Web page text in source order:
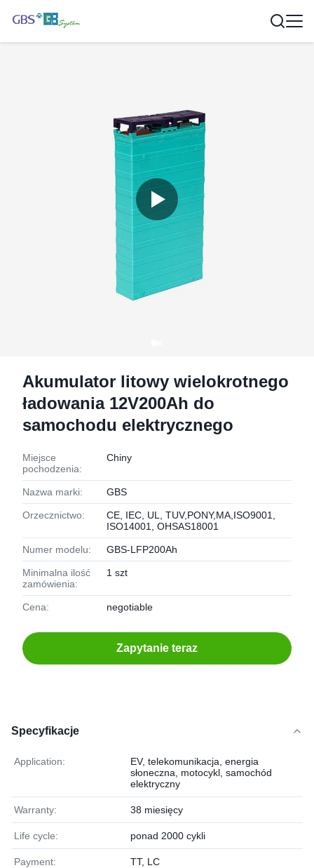
Akumulator litowy wielokrotnego
ładowania 12V200Ah do
samochodu elektrycznego
Miejsce
pochodzenia:
Chiny
Nazwa marki: GBS
Orzecznictwo:
CE, IEC, UL, TUV,PONY,MA,ISO9001,
ISO14001, OHSAS18001
Numer modelu: GBS-LFP200Ah
Minimalna ilość
zamówienia:
1 szt
Cena: negotiable
Zapytanie teraz
Specyfikacje
Application:
EV, telekomunikacja, energia
słoneczna, motocykl, samochód
elektryczny
Warranty: 38 miesięcy
Life cycle: ponad 2000 cykli
Payment: TT, LC